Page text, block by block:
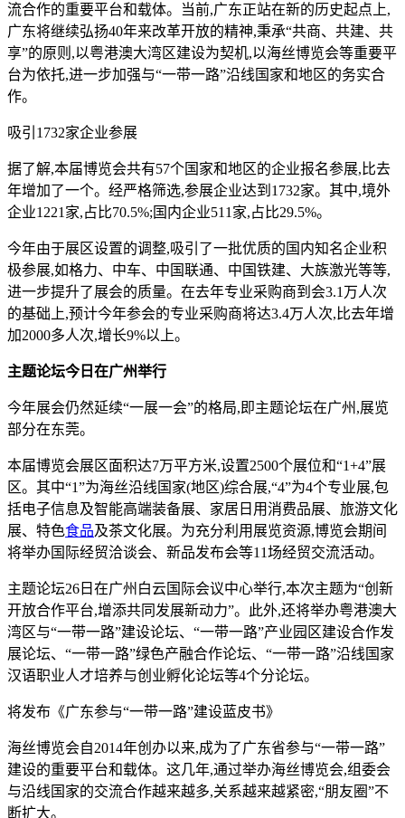
流合作的重要平台和载体。当前,广东正站在新的历史起点上,
广东将继续弘扬40年来改革开放的精神,秉承“共商、共建、共
享”的原则,以粤港澳大湾区建设为契机,以海丝博览会等重要平
台为依托,进一步加强与“一带一路”沿线国家和地区的务实合
作。
吸引1732家企业参展
据了解,本届博览会共有57个国家和地区的企业报名参展,比去
年增加了一个。经严格筛选,参展企业达到1732家。其中,境外
企业1221家,占比70.5%;国内企业511家,占比29.5%。
今年由于展区设置的调整,吸引了一批优质的国内知名企业积
极参展,如格力、中车、中国联通、中国铁建、大族激光等等,
进一步提升了展会的质量。在去年专业采购商到会3.1万人次
的基础上,预计今年参会的专业采购商将达3.4万人次,比去年增
加2000多人次,增长9%以上。
主题论坛今日在广州举行
今年展会仍然延续“一展一会”的格局,即主题论坛在广州,展览
部分在东莞。
本届博览会展区面积达7万平方米,设置2500个展位和“1+4”展
区。其中“1”为海丝沿线国家(地区)综合展,“4”为4个专业展,包
括电子信息及智能高端装备展、家居日用消费品展、旅游文化
展、特色食品及茶文化展。为充分利用展览资源,博览会期间
将举办国际经贸洽谈会、新品发布会等11场经贸交流活动。
主题论坛26日在广州白云国际会议中心举行,本次主题为“创新
开放合作平台,增添共同发展新动力”。此外,还将举办粤港澳大
湾区与“一带一路”建设论坛、“一带一路”产业园区建设合作发
展论坛、“一带一路”绿色产融合作论坛、“一带一路”沿线国家
汉语职业人才培养与创业孵化论坛等4个分论坛。
将发布《广东参与“一带一路”建设蓝皮书》
海丝博览会自2014年创办以来,成为了广东省参与“一带一路”
建设的重要平台和载体。这几年,通过举办海丝博览会,组委会
与沿线国家的交流合作越来越多,关系越来越紧密,“朋友圈”不
断扩大。